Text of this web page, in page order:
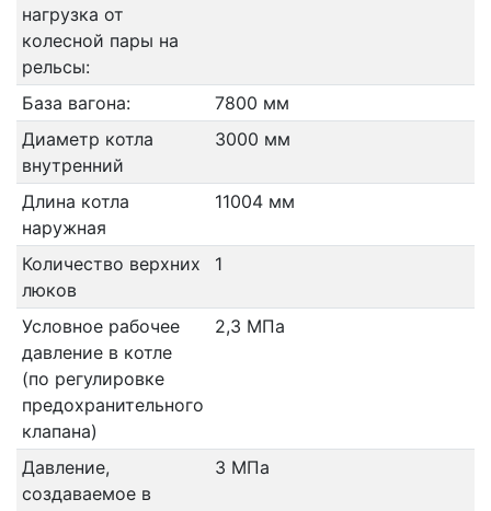
нагрузка от
колесной пары на
рельсы:
База вагона:
7800 мм
Диаметр котла
внутренний
3000 мм
Длина котла
наружная
11004 мм
Количество верхних
люков
1
Условное рабочее
давление в котле
(по регулировке
предохранительного
клапана)
2,3 МПа
Давление,
создаваемое в
3 МПа